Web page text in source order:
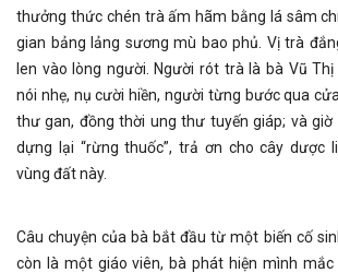
thưởng thức chén trà ấm hãm bằng lá sâm
gian bảng lảng sương mù bao phủ. Vị trà
len vào lòng người. Người rót trà là bà Vũ
nói nhẹ, nụ cười hiền, người từng bước qua
thư gan, đồng thời ung thư tuyến giáp; và
dựng lại “rừng thuốc”, trả ơn cho cây dược
vùng đất này.
Câu chuyện của bà bắt đầu từ một biến cố
còn là một giáo viên, bà phát hiện mình